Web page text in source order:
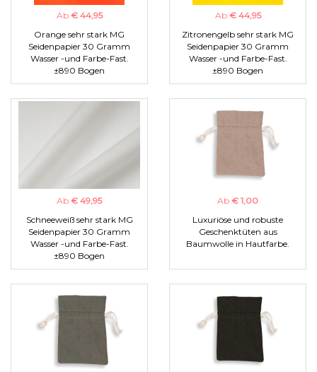
Ab € 44,95
Orange sehr stark MG
Seidenpapier 30 Gramm
Wasser -und Farbe-Fast.
±890 Bogen
Ab € 44,95
Zitronengelb sehr stark MG
Seidenpapier 30 Gramm
Wasser -und Farbe-Fast.
±890 Bogen
Ab € 49,95
Schneeweiß sehr stark MG
Seidenpapier 30 Gramm
Wasser -und Farbe-Fast.
±890 Bogen
Ab € 1,00
Luxuriöse und robuste
Geschenktüten aus
Baumwolle in Hautfarbe.